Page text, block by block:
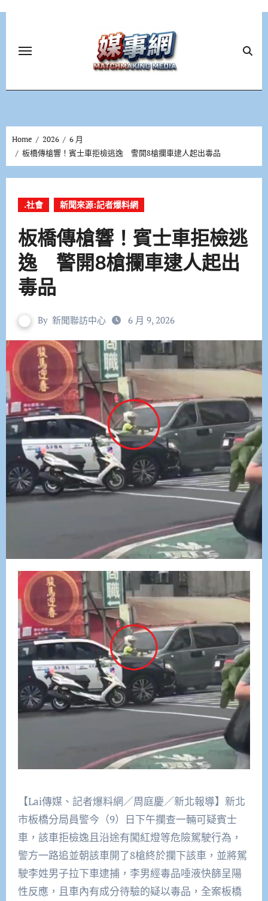
Home 2026
6 月
板橋傳槍響！賓士車拒檢逃逸 警開8槍攔車逮人起出毒品
.社會 新聞來源:記者爆料網
板橋傳槍響！賓士車拒檢逃
逸 警開8槍攔車逮人起出
毒品
By 新聞聯訪中心 6 月 9, 2026
【Lai傳媒、記者爆料網／周庭慶／新北報導】新北
市板橋分局員警今（9）日下午攔查一輛可疑賓士
車，該車拒檢逸且沿途有闖紅燈等危險駕駛行為，
警方一路追並朝該車開了8槍終於攔下該車，並將駕
駛李姓男子拉下車逮捕，李男經毒品唾液快篩呈陽
性反應，且車內有成分待驗的疑以毒品，全案板橋